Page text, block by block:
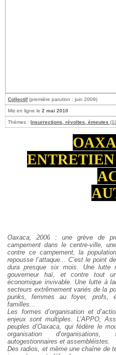
Collectif (première parution : juin 2009)
Mis en ligne le 2 mai 2010
Thèmes : Insurrections, révoltes, émeutes
Oaxaca, 2006 : une grève de
campement dans lecentre-ville,
contre ce campement, la
repousse l’attaque... C’est le point
dura presque six mois. Une lutte
gouverneur haï, etcontre tout
économique invivable. Une lutte à
secteurs extrêmement variés de la
punks, femmes au foyer, profs,
familles...
Les formes d’organisation et
enjeux sont multiples. L’APPO,
peuples d’Oaxaca, qui fédère le
organisation
autogestionnaires et assembléistes.
Des radios, et même une chaîne de